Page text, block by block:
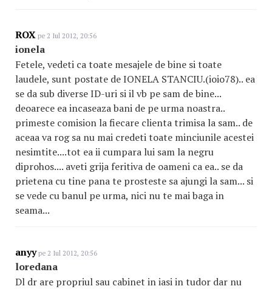
ROX pe 2 Iul 2012, 20:56
ionela
Fetele, vedeti ca toate mesajele de bine si toate
laudele, sunt postate de IONELA STANCIU.(ioio78).. ea
se da sub diverse ID-uri si il vb pe sam de bine...
deoarece ea incaseaza bani de pe urma noastra..
primeste comision la fiecare clienta trimisa la sam.. de
aceaa va rog sa nu mai credeti toate minciunile acestei
nesimtite....tot ea ii cumpara lui sam la negru
diprohos.... aveti grija feritiva de oameni ca ea.. se da
prietena cu tine pana te prosteste sa ajungi la sam... si
se vede cu banul pe urma, nici nu te mai baga in
seama...
anyype 2 Iul 2012, 20:56
loredana
Dl dr are propriul sau cabinet in iasi in tudor dar nu